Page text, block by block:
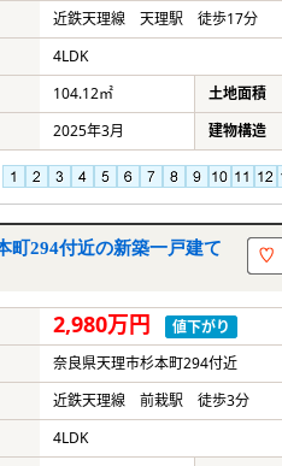
近鉄天理線 天理駅 徒歩17分
4LDK
104.12㎡ 土地面積
2025年3月 建物構造
294付近の新築一戸建て
2,980万円
値下がり
奈良県天理市杉本町294付近
近鉄天理線 前栽駅 徒歩3分
4LDK